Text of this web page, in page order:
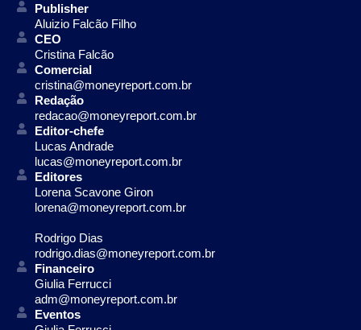
Publisher
Aluizio Falcão Filho
CEO
Cristina Falcão
Comercial
cristina@moneyreport.com.br
Redação
redacao@moneyreport.com.br
Editor-chefe
Lucas Andrade
lucas@moneyreport.com.br
Editores
Lorena Scavone Giron
lorena@moneyreport.com.br
Rodrigo Dias
rodrigo.dias@moneyreport.com.br
Financeiro
Giulia Ferrucci
adm@moneyreport.com.br
Eventos